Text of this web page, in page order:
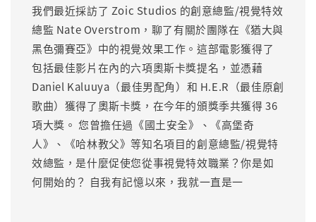
我們最近採訪了 Zoic Studios 的創意總監/視覺特效
總監 Nate Overstrom，聊了有關於團隊在《猶大與
黑色彌賽亞》中的視覺效果工作。這部電影獲得了
包括最佳影片在內的六項奧斯卡獎提名，並憑藉
Daniel Kaluuya（最佳男配角）和 H.E.R（最佳原創
歌曲）獲得了奧斯卡獎，在今年的頒獎季共獲得 36
項大獎。 您曾擔任過《國土安全》、《高堡奇
人》、《哈林教父》等知名項目的創意總監/視覺特
效總監，是什麼促使您從事視覺特效職業？你是如
何開始的？ 自我有記憶以來，我就一直是一